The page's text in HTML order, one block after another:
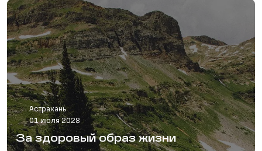
Астрахань
01 июля 2028
За здоровый образ жизни